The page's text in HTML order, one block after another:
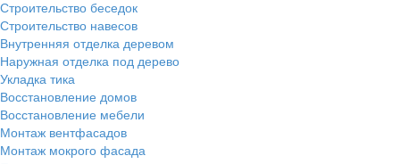
Строительство беседок
Строительство навесов
Внутренняя отделка деревом
Наружная отделка под дерево
Укладка тика
Восстановление домов
Восстановление мебели
Монтаж вентфасадов
Монтаж мокрого фасада